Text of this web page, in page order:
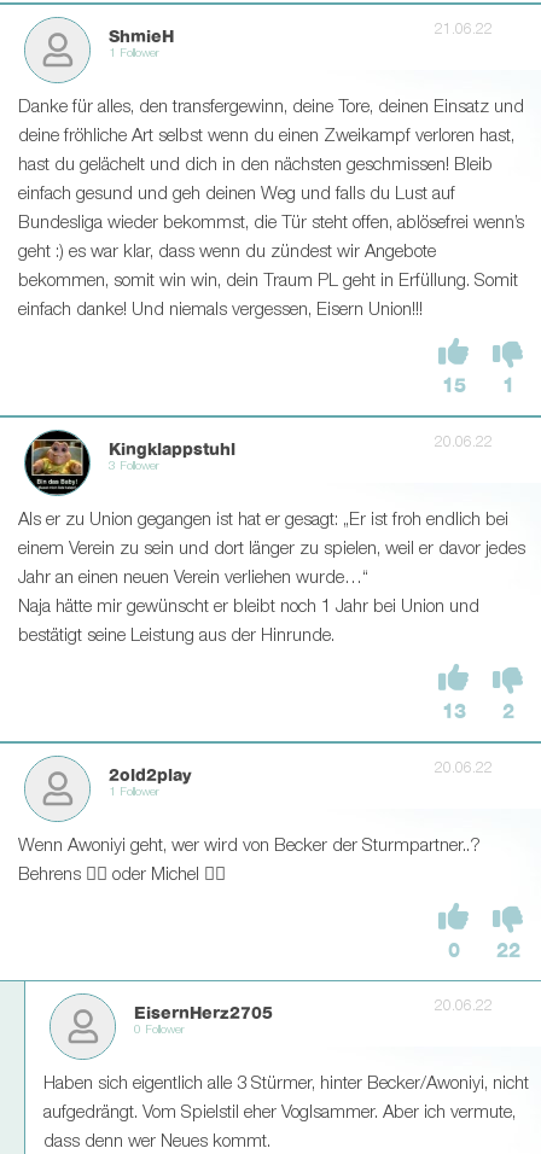
ShmieH
1 Follower
21.06.22
Danke für alles, den transfergewinn, deine Tore, deinen Einsatz und
deine fröhliche Art selbst wenn du einen Zweikampf verloren hast,
hast du gelächelt und dich in den nächsten geschmissen! Bleib
einfach gesund und geh deinen Weg und falls du Lust auf
Bundesliga wieder bekommst, die Tür steht offen, ablösefrei wenn’s
geht :) es war klar, dass wenn du zündest wir Angebote
bekommen, somit win win, dein Traum PL geht in Erfüllung. Somit
einfach danke! Und niemals vergessen, Eisern Union!!!
15 1
Kingklappstuhl
3 Follower
20.06.22
Als er zu Union gegangen ist hat er gesagt: „Er ist froh endlich bei
einem Verein zu sein und dort länger zu spielen, weil er davor jedes
Jahr an einen neuen Verein verliehen wurde…“
Naja hätte mir gewünscht er bleibt noch 1 Jahr bei Union und
bestätigt seine Leistung aus der Hinrunde.
13 2
2old2play
1 Follower
20.06.22
Wenn Awoniyi geht, wer wird von Becker der Sturmpartner..?
Behrens 👍🏼 oder Michel 👎🏾
0 22
EisernHerz2705
0 Follower
20.06.22
Haben sich eigentlich alle 3 Stürmer, hinter Becker/Awoniyi, nicht
aufgedrängt. Vom Spielstil eher Voglsammer. Aber ich vermute,
dass denn wer Neues kommt.